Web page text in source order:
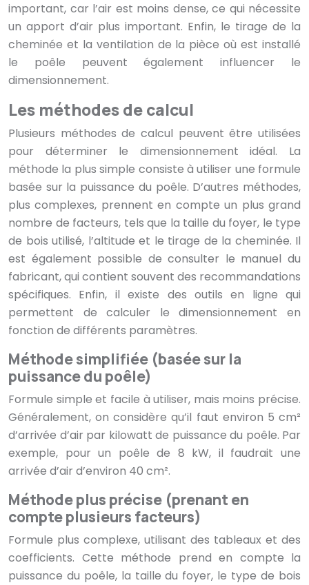
important, car l’air est moins dense, ce qui nécessite
un apport d’air plus important. Enfin, le tirage de la
cheminée et la ventilation de la pièce où est installé
le poêle peuvent également influencer le
dimensionnement.
Les méthodes de calcul
Plusieurs méthodes de calcul peuvent être utilisées
pour déterminer le dimensionnement idéal. La
méthode la plus simple consiste à utiliser une formule
basée sur la puissance du poêle. D’autres méthodes,
plus complexes, prennent en compte un plus grand
nombre de facteurs, tels que la taille du foyer, le type
de bois utilisé, l’altitude et le tirage de la cheminée. Il
est également possible de consulter le manuel du
fabricant, qui contient souvent des recommandations
spécifiques. Enfin, il existe des outils en ligne qui
permettent de calculer le dimensionnement en
fonction de différents paramètres.
Méthode simplifiée (basée sur la
puissance du poêle)
Formule simple et facile à utiliser, mais moins précise.
Généralement, on considère qu’il faut environ 5 cm²
d’arrivée d’air par kilowatt de puissance du poêle. Par
exemple, pour un poêle de 8 kW, il faudrait une
arrivée d’air d’environ 40 cm².
Méthode plus précise (prenant en
compte plusieurs facteurs)
Formule plus complexe, utilisant des tableaux et des
coefficients. Cette méthode prend en compte la
puissance du poêle, la taille du foyer, le type de bois